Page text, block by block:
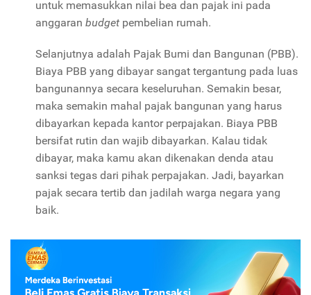
untuk memasukkan nilai bea dan pajak ini pada
anggaran budget pembelian rumah.
Selanjutnya adalah Pajak Bumi dan Bangunan (PBB).
Biaya PBB yang dibayar sangat tergantung pada luas
bangunannya secara keseluruhan. Semakin besar,
maka semakin mahal pajak bangunan yang harus
dibayarkan kepada kantor perpajakan. Biaya PBB
bersifat rutin dan wajib dibayarkan. Kalau tidak
dibayar, maka kamu akan dikenakan denda atau
sanksi tegas dari pihak perpajakan. Jadi, bayarkan
pajak secara tertib dan jadilah warga negara yang
baik.